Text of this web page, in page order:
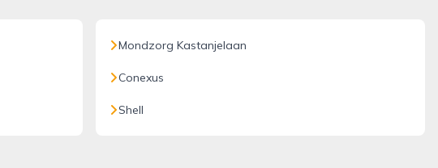
Mondzorg Kastanjelaan
Conexus
Shell